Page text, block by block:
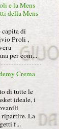
e la Mens
della Mens
di
Proli ,
per com...
Crema
di tutte le
ideale, i
ripartire. La
f...